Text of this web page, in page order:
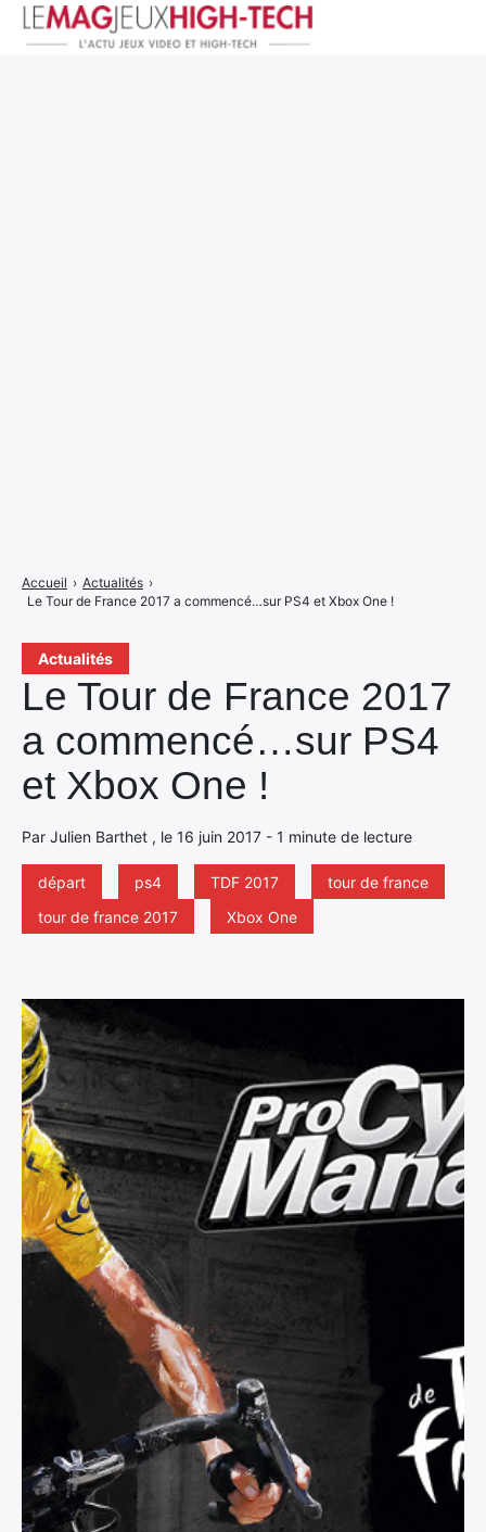
Actualités
Le Tour de France 2017
a commencé…sur PS4
et Xbox One !
Par Julien Barthet , le 16 juin 2017 - 1 minute de lecture
départ ps4 TDF 2017
tour de france
tour de france 2017
Xbox One
Accueil › Actualités ›
Le Tour de France 2017 a commencé…sur PS4 et Xbox One !